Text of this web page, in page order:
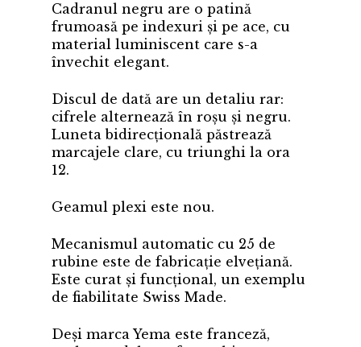
Cadranul negru are o patină
frumoasă pe indexuri și pe ace, cu
material luminiscent care s-a
învechit elegant.
Discul de dată are un detaliu rar:
cifrele alternează în roșu și negru.
Luneta bidirecțională păstrează
marcajele clare, cu triunghi la ora
12.
Geamul plexi este nou.
Mecanismul automatic cu 25 de
rubine este de fabricație elvețiană.
Este curat și funcțional, un exemplu
de fiabilitate Swiss Made.
Deși marca Yema este franceză,